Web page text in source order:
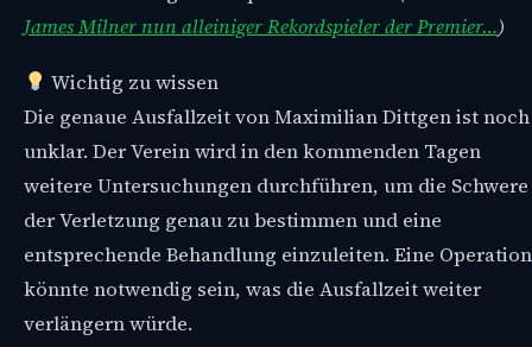
James Milner nun alleiniger Rekordspieler der Premier…)
Wichtig zu wissen
Die genaue Ausfallzeit von Maximilian Dittgen ist noch
unklar. Der Verein wird in den kommenden Tagen
weitere Untersuchungen durchführen, um die Schwere
der Verletzung genau zu bestimmen und eine
entsprechende Behandlung einzuleiten. Eine Operation
könnte notwendig sein, was die Ausfallzeit weiter
verlängern würde.